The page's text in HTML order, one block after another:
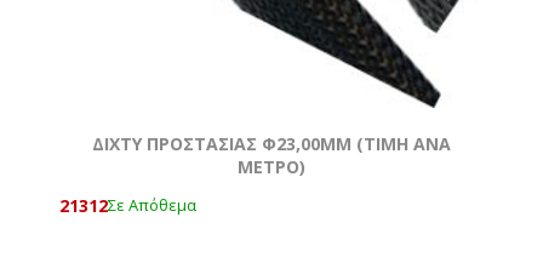
ΔΙΧΤΥ ΠΡΟΣΤΑΣΙΑΣ Φ23,00MM (ΤΙΜΉ ΑΝΑ
ΜΈΤΡΟ)
21312Σε Απόθεμα